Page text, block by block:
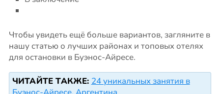
Чтобы увидеть ещё больше вариантов, загляните в
нашу статью о лучших районах и топовых отелях
для остановки в Буэнос-Айресе.
ЧИТАЙТЕ ТАКЖЕ: 24 уникальных занятия в